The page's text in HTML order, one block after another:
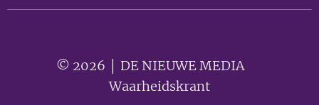
© 2026 │ DE NIEUWE MEDIA 🟣
Waarheidskrant